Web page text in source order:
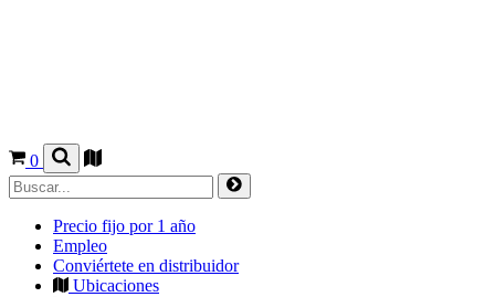
0
Precio fijo por 1 año
Empleo
Conviértete en distribuidor
Ubicaciones